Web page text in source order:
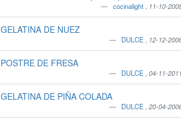
cocinalight 11-10-
GELATINA DE NUEZ
DULCE 12-12-
POSTRE DE FRESA
DULCE ,04-11-2011
GELATINA DE PIÑA COLADA
DULCE ,20-04-